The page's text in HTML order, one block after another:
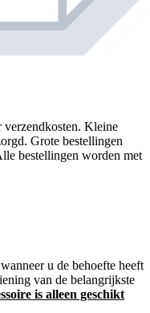
verzendkosten. Kleine
Grote bestellingen
bestellingen worden met
u de behoefte heeft
van de belangrijkste
is alleen geschikt